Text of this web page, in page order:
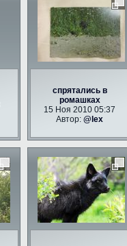
спрятались в
ромашках
15 Ноя 2010 05:37
Автор:@lex